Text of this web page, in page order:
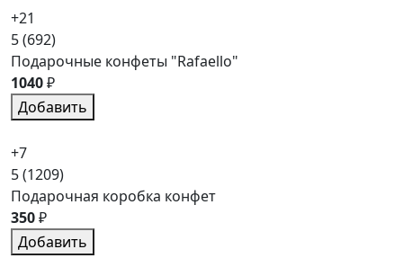
+21
5(692)
Подарочные конфеты "Rafaello"
1040₽
Добавить
+7
5(1209)
Подарочная коробка конфет
350₽
Добавить